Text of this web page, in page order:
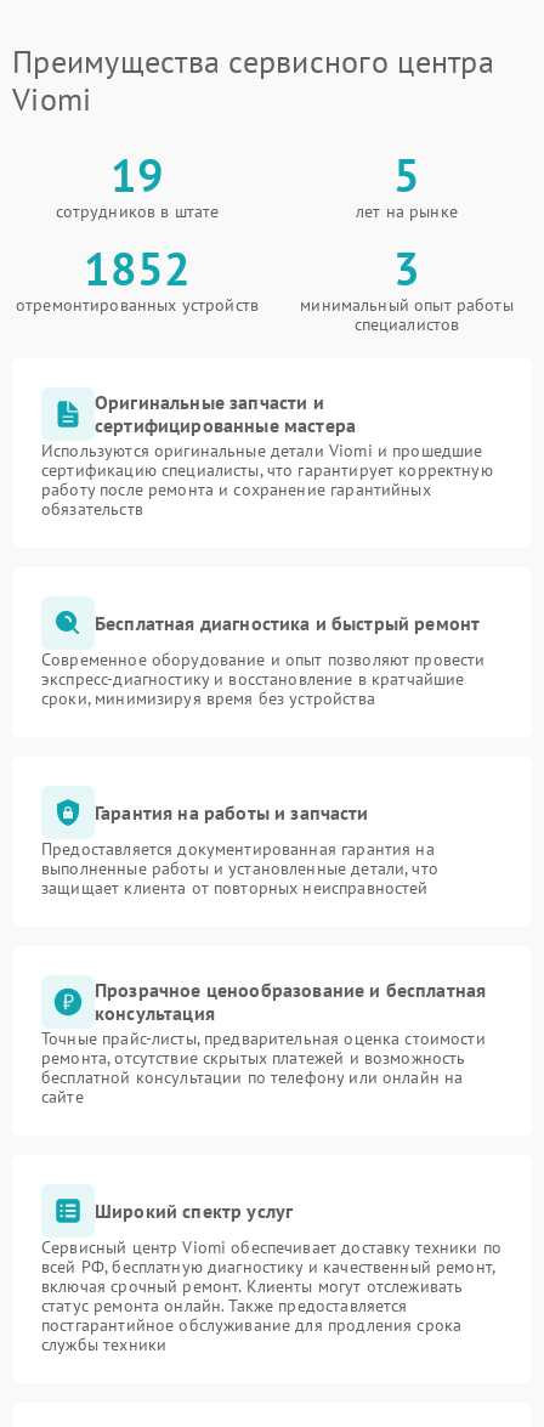
Преимущества сервисного центра
Viomi
19
сотрудников в штате
5
лет на рынке
1852
отремонтированных устройств
3
минимальный опыт работы
специалистов
Оригинальные запчасти и
сертифицированные мастера
Используются оригинальные детали Viomi и прошедшие
сертификацию специалисты, что гарантирует корректную
работу после ремонта и сохранение гарантийных
обязательств
Бесплатная диагностика и быстрый ремонт
Современное оборудование и опыт позволяют провести
экспресс-диагностику и восстановление в кратчайшие
сроки, минимизируя время без устройства
Гарантия на работы и запчасти
Предоставляется документированная гарантия на
выполненные работы и установленные детали, что
защищает клиента от повторных неисправностей
Прозрачное ценообразование и бесплатная
консультация
Точные прайс-листы, предварительная оценка стоимости
ремонта, отсутствие скрытых платежей и возможность
бесплатной консультации по телефону или онлайн на
сайте
Широкий спектр услуг
Сервисный центр Viomi обеспечивает доставку техники по
всей РФ, бесплатную диагностику и качественный ремонт,
включая срочный ремонт. Клиенты могут отслеживать
статус ремонта онлайн. Также предоставляется
постгарантийное обслуживание для продления срока
службы техники